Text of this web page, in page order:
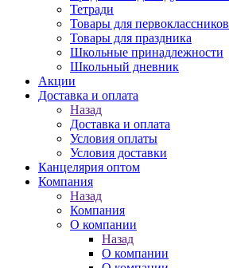
Тетради
Товары для первоклассников
Товары для праздника
Школьные принадлежности
Школьный дневник
Акции
Доставка и оплата
Назад
Доставка и оплата
Условия оплаты
Условия доставки
Канцелярия оптом
Компания
Назад
Компания
О компании
Назад
О компании